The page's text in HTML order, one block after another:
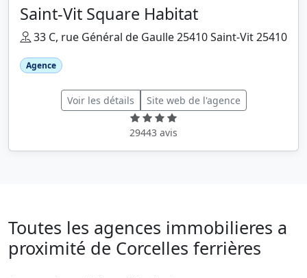
Saint-Vit Square Habitat
33 C, rue Général de Gaulle 25410 Saint-Vit 25410
Agence
Voir les détails Site web de l'agence
29443 avis
Toutes les agences immobilieres a
proximité de Corcelles ferrières